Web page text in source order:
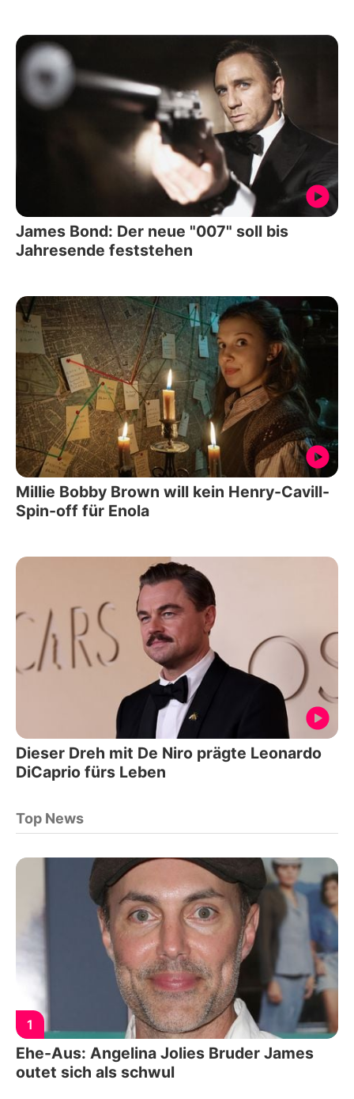
James Bond: Der neue "007" soll bis
Jahresende feststehen
Millie Bobby Brown will kein Henry-Cavill-
Spin-off für Enola
Dieser Dreh mit De Niro prägte Leonardo
DiCaprio fürs Leben
Top News
1
Ehe-Aus: Angelina Jolies Bruder James
outet sich als schwul